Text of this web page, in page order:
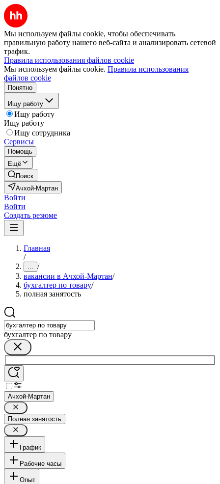
Мы используем файлы cookie, чтобы обеспечивать
правильную работу нашего веб-сайта и анализировать сетевой
трафик.
Правила использования файлов cookie
Мы используем файлы cookie. Правила использования
файлов cookie
Понятно
Ищу работу
Ищу работу
Ищу работу
Ищу сотрудника
Сервисы
Помощь
Ещё
Поиск
Ачхой-Мартан
Войти
Войти
Создать резюме
Главная
/
... /
вакансии в Ачхой-Мартан/
бухгалтер по товару/
полная занятость
бухгалтер по товару
Ачхой-Мартан
Полная занятость
График
Рабочие часы
Опыт